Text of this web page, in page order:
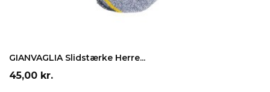
GIANVAGLIA Slidstærke Herre...
Pris
45,00 kr.